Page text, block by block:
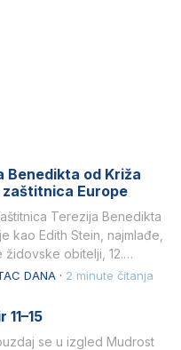
Benedikta od Križa
zaštitnica Europe
Terezija Benedikta
kao Edith Stein, najmlađe,
obitelji, 12.
DANA · 2 minute čitanja
se u izgled Mudrost